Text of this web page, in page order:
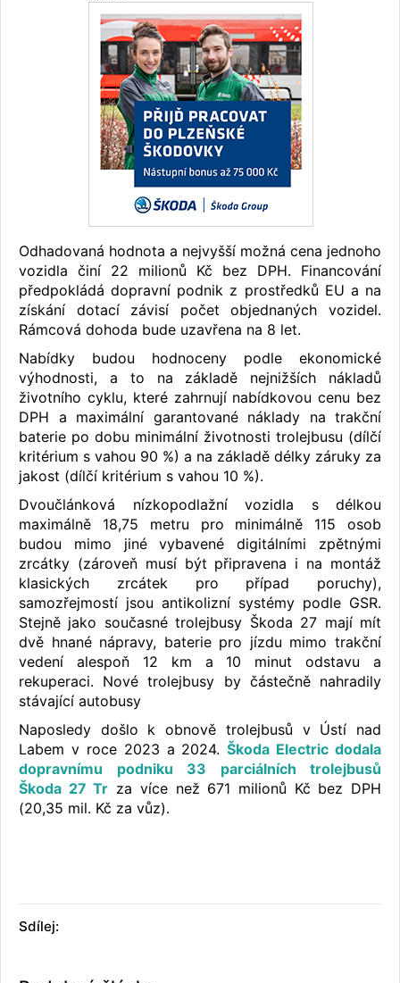
Odhadovaná hodnota a nejvyšší možná cena jednoho
vozidla činí 22 milionů Kč bez DPH. Financování
předpokládá dopravní podnik z prostředků EU a na
získání dotací závisí počet objednaných vozidel.
Rámcová dohoda bude uzavřena na 8 let.
Nabídky budou hodnoceny podle ekonomické
výhodnosti, a to na základě nejnižších nákladů
životního cyklu, které zahrnují nabídkovou cenu bez
DPH a maximální garantované náklady na trakční
baterie po dobu minimální životnosti trolejbusu (dílčí
kritérium s vahou 90 %) a na základě délky záruky za
jakost (dílčí kritérium s vahou 10 %).
Dvoučlánková nízkopodlažní vozidla s délkou
maximálně 18,75 metru pro minimálně 115 osob
budou mimo jiné vybavené digitálními zpětnými
zrcátky (zároveň musí být připravena i na montáž
klasických zrcátek pro případ poruchy),
samozřejmostí jsou antikolizní systémy podle GSR.
Stejně jako současné trolejbusy Škoda 27 mají mít
dvě hnané nápravy, baterie pro jízdu mimo trakční
vedení alespoň 12 km a 10 minut odstavu a
rekuperaci. Nové trolejbusy by částečně nahradily
stávající autobusy
Naposledy došlo k obnově trolejbusů v Ústí nad
Labem v roce 2023 a 2024.Škoda Electric dodala
dopravnímu podniku 33 parciálních trolejbusů
Škoda 27 Tr za více než 671 milionů Kč bez DPH
(20,35 mil. Kč za vůz).
Sdílej: